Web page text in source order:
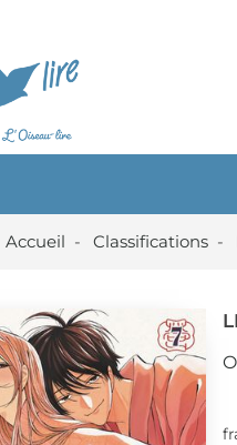
Accueil - Classifications -